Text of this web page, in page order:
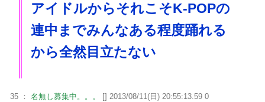
アイドルからそれこそK-POPの
連中までみんなある程度踊れる
から全然目立たない
35 ： 名無し募集中。。。 [] 2013/08/11(日) 20:55:13.59 0